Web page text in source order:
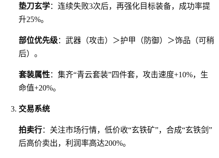
垫刀玄学：连续失败3次后，再强化目标装备，成功率提
升25%。
部位优先级：武器（攻击）＞护甲（防御）＞饰品（可稍
后）。
套装属性：集齐“青云套装”四件套，攻击速度+10%，生
命值+20%。
交易系统
拍卖行：关注市场行情，低价收“玄铁矿”，合成“玄铁剑”
后高价卖出，利润率高达200%。